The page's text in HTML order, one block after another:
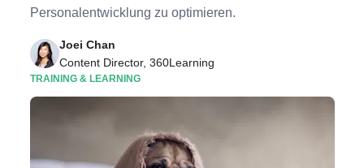
Personalentwicklung zu optimieren.
Joei Chan
Content Director, 360Learning
TRAINING & LEARNING